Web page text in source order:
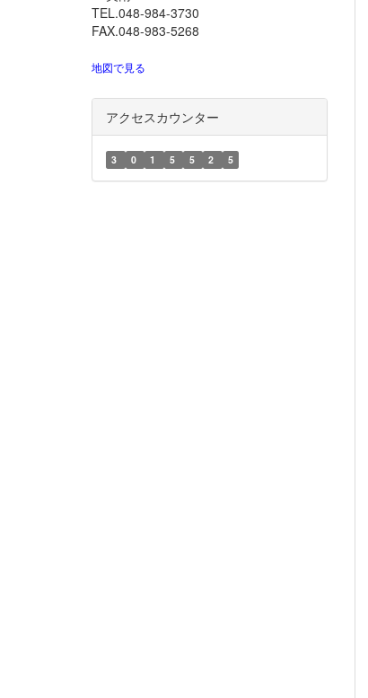
TEL.048-984-3730
FAX.048-983-5268
地図で見る
アクセスカウンター
3 0 1 5 5 2 5